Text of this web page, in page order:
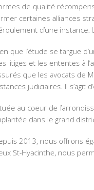
de qualité
certaines alliances
d’une
que l’étude se targue
litiges et les ententes à
que les avocats de
judiciaires. Il
au coeur de
dans le grand
2013, nous offrons
St-Hyacinthe, nous